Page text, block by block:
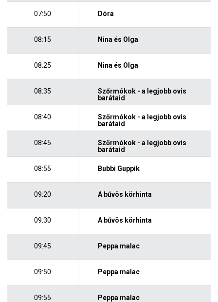
07:50 Dóra
08:15 Nina és Olga
08:25 Nina és Olga
08:35
Szőrmókok - a legjobb ovis
barátaid
08:40
Szőrmókok - a legjobb ovis
barátaid
08:45
Szőrmókok - a legjobb ovis
barátaid
08:55 Bubbi Guppik
09:20 A bűvös körhinta
09:30 A bűvös körhinta
09:45 Peppa malac
09:50 Peppa malac
09:55 Peppa malac